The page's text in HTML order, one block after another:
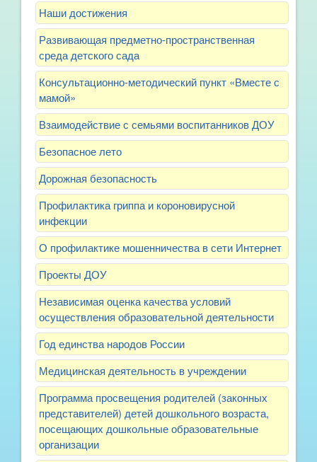
Наши достижения
Развивающая предметно-пространственная
среда детского сада
Консультационно-методический пункт «Вместе с
мамой»
Взаимодействие с семьями воспитанников ДОУ
Безопасное лето
Дорожная безопасность
Профилактика гриппа и короновирусной
инфекции
О профилактике мошенничества в сети Интернет
Проекты ДОУ
Независимая оценка качества условий
осуществления образовательной деятельности
Год единства народов России
Медицинская деятельность в учреждении
Программа просвещения родителей (законных
представителей) детей дошкольного возраста,
посещающих дошкольные образовательные
организации